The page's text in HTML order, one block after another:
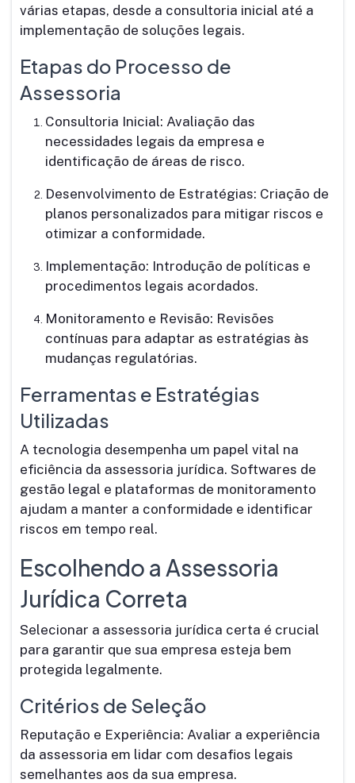
várias etapas, desde a consultoria inicial até a
implementação de soluções legais.
Etapas do Processo de
Assessoria
Consultoria Inicial: Avaliação das
necessidades legais da empresa e
identificação de áreas de risco.
Desenvolvimento de Estratégias: Criação de
planos personalizados para mitigar riscos e
otimizar a conformidade.
Implementação: Introdução de políticas e
procedimentos legais acordados.
Monitoramento e Revisão: Revisões
contínuas para adaptar as estratégias às
mudanças regulatórias.
Ferramentas e Estratégias
Utilizadas
A tecnologia desempenha um papel vital na
eficiência da assessoria jurídica. Softwares de
gestão legal e plataformas de monitoramento
ajudam a manter a conformidade e identificar
riscos em tempo real.
Escolhendo a Assessoria
Jurídica Correta
Selecionar a assessoria jurídica certa é crucial
para garantir que sua empresa esteja bem
protegida legalmente.
Critérios de Seleção
Reputação e Experiência: Avaliar a experiência
da assessoria em lidar com desafios legais
semelhantes aos da sua empresa.